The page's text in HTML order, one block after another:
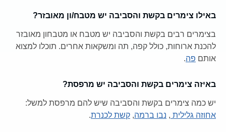
באילו צימרים בקשת והסביבה יש מטבח/ון מאובזר?
בצימרים רבים בקשת והסביבה יש מטבח או מטבחון מאובזר
להכנת ארוחות, כולל קפה, תה ומשקאות אחרים. תוכלו למצוא
אותם פה.
באיזה צימרים בקשת והסביבה יש מרפסת?
יש כמה צימרים בקשת והסביבה שיש להם מרפסת למשל:
אחוזה גלילית , נבו ברמה, קשת לכנרת.